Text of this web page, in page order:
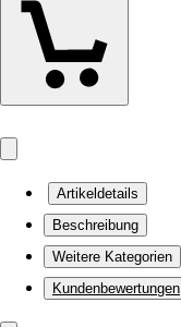
Artikeldetails
Beschreibung
Weitere Kategorien
Kundenbewertungen